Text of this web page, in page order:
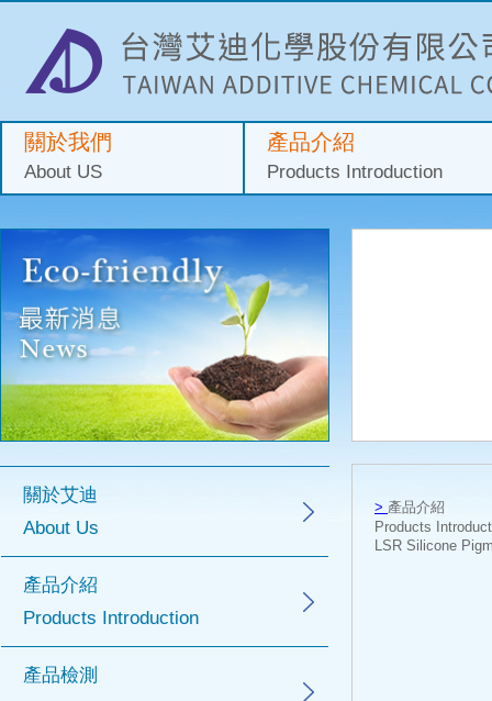
關於我們
About US
產品介紹
Products Introduction
關於艾迪
About Us
產品介紹
Products Introduction
產品檢測
> 產品介紹
Products
LSR Silicone